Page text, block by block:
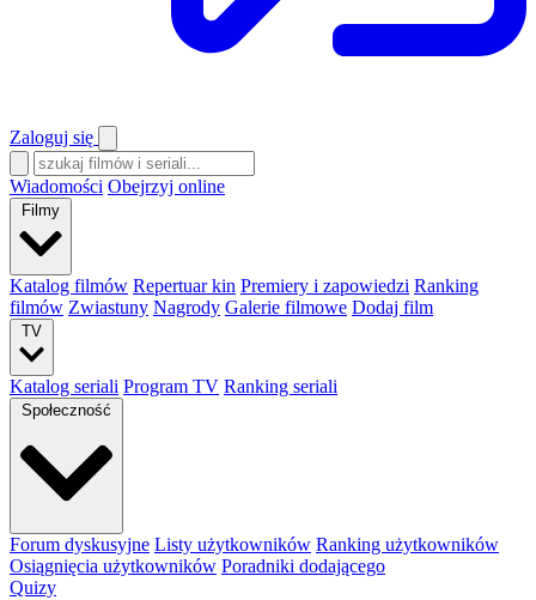
Zaloguj się
Wiadomości Obejrzyj online
Filmy
Katalog filmów Repertuar kin Premiery i zapowiedzi Ranking
filmów Zwiastuny Nagrody Galerie filmowe Dodaj film
TV
Katalog seriali Program TV Ranking seriali
Społeczność
Forum dyskusyjne Listy użytkowników Ranking użytkowników
Osiągnięcia użytkowników Poradniki dodającego
Quizy